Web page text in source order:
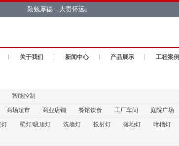
勤勉厚德，大责怀远。
关于我们 新闻中心 产品展示 工程案例
智能控制
商场超市 商业店铺 餐馆饮食 工厂车间 庭院广场
灯 壁灯/吸顶灯 洗墙灯 投射灯 落地灯 暗槽灯